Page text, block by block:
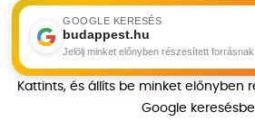
GOOGLE KERESÉS
budappest.hu
Jelölj minket előnyben részesített forrásnak
Kattints, és állíts be minket előnyben
Google